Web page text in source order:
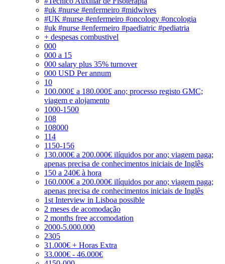
#uk #nurse #enfermeiro #midwives
#UK #nurse #enfermeiro #oncology #oncologia
#uk #nurse #enfermeiro #paediatric #pediatria
+ despesas combustivel
000
000 a 15
000 salary plus 35% turnover
000 USD Per annum
10
100.000£ a 180.000£ ano; processo registo GMC;
viagem e alojamento
1000-1500
108
108000
114
1150-156
130.000€ a 200.000€ ilíquidos por ano; viagem paga;
apenas precisa de conhecimentos iniciais de Inglês
150 a 240€ à hora
160.000€ a 200.000€ ilíquidos por ano; viagem paga;
apenas precisa de conhecimentos iniciais de Inglês
1st Interview in Lisboa possible
2 meses de acomodação
2 months free accomodation
2000-5.000.000
2305
31.000€ + Horas Extra
33.000€ - 46.000€